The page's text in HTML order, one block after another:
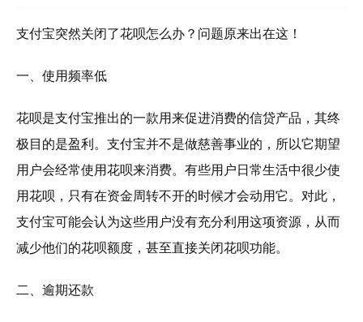
支付宝突然关闭了花呗怎么办？问题原来出在这！
一、使用频率低
花呗是支付宝推出的一款用来促进消费的信贷产品，其终
极目的是盈利。支付宝并不是做慈善事业的，所以它期望
用户会经常使用花呗来消费。有些用户日常生活中很少使
用花呗，只有在资金周转不开的时候才会动用它。对此，
支付宝可能会认为这些用户没有充分利用这项资源，从而
减少他们的花呗额度，甚至直接关闭花呗功能。
二、逾期还款